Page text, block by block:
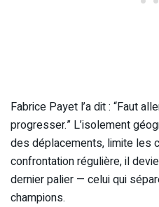
Fabrice Payet l’a dit : “Faut
progresser.” L’isolement
des déplacements, limite les
confrontation régulière, il
dernier palier — celui qui
champions.